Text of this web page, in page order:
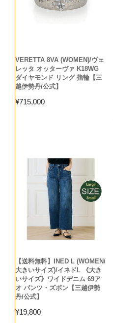
VERETTA 8VA (WOMEN)/ヴェ
レッタ オッターヴァ K18WG
ダイヤモンド リング 指輪【三
越伊勢丹/公式】
¥715,000
【送料無料】INED L (WOMEN/
大きいサイズ)/イネドL 《大き
いサイズ》ワイドデニム 69ア
オ パンツ・ズボン【三越伊勢
丹/公式】
¥19,800